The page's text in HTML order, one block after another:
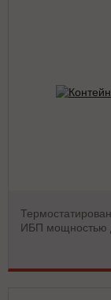
ИБП мощностью